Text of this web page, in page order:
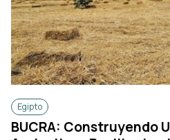
Egipto
BUCRA: Construyendo